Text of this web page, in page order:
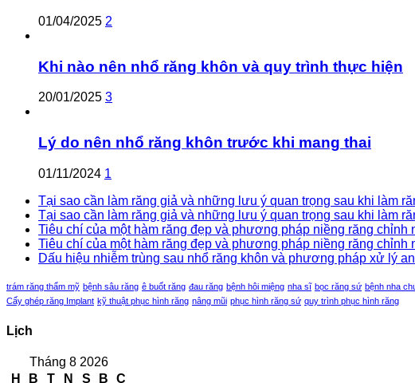
01/04/2025 2
Khi nào nên nhổ răng khôn và quy trình thực hiện
20/01/2025 3
Lý do nên nhổ răng khôn trước khi mang thai
01/11/2024 1
Tại sao cần làm răng giả và những lưu ý quan trọng sau khi làm
Tại sao cần làm răng giả và những lưu ý quan trọng sau khi làm
Tiêu chí của một hàm răng đẹp và phương pháp niềng răng
Tiêu chí của một hàm răng đẹp và phương pháp niềng răng
Dấu hiệu nhiễm trùng sau nhổ răng khôn và phương pháp xử lý
trám răng thẩm mỹ bệnh sâu răng ê buốt răng đau răng bệnh hôi miệng nha sĩ bọc răng sứ bệnh nha
Cấy ghép răng Implant kỹ thuật phục hình răng nâng mũi phục hình răng sứ quy trình phục hình răng
Lịch
Tháng 8 2026
H
B T N S B C